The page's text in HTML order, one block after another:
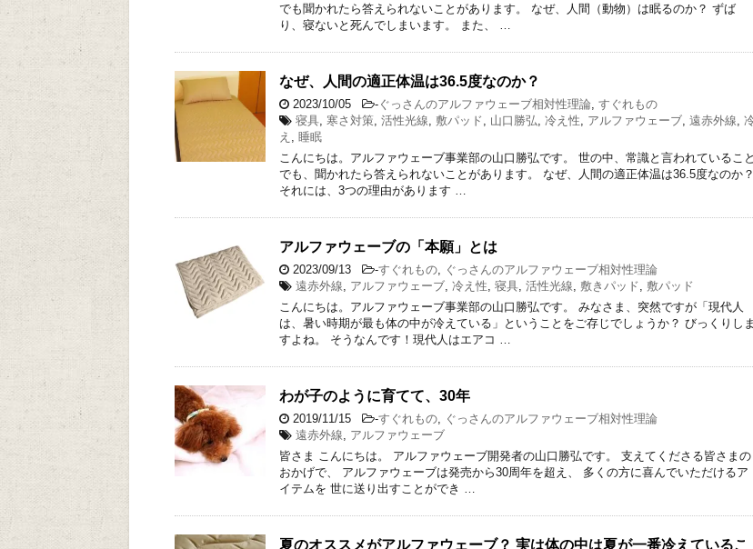
でも聞かれたら答えられないことがあります。 なぜ、人間（動物）は眠るのか？ ずば
り、寝ないと死んでしまいます。 また、 …
なぜ、人間の適正体温は36.5度なのか？
2023/10/05 - ぐっさんのアルファウェーブ相対性理論 すぐれもの
寝具 寒さ対策 活性光線 敷パッド 山口勝弘 冷え性 アルファウェーブ 遠赤外線
え
睡眠
こんにちは。アルファウェーブ事業部の山口勝弘です。 世の中、常識と言われていること
でも、聞かれたら答えられないことがあります。 なぜ、人間の適正体温は36.5度なのか？
それには、3つの理由があります …
アルファウェーブの「本願」とは
2023/09/13 -すぐれもの
ぐっさんのアルファウェーブ相対性理論
遠赤外線
アルファウェーブ 冷え性 寝具 活性光線 敷きパッド
敷パッド
こんにちは。アルファウェーブ事業部の山口勝弘です。 みなさま、突然ですが「現代人
は、暑い時期が最も体の中が冷えている」ということをご存じでしょうか？ びっくりしま
すよね。 そうなんです！現代人はエアコ …
わが子のように育てて、30年
2019/11/15 -すぐれもの
ぐっさんのアルファウェーブ相対性理論
遠赤外線
アルファウェーブ
皆さま こんにちは。 アルファウェーブ開発者の山口勝弘です。 支えてくださる皆さまの
おかげで、 アルファウェーブは発売から30周年を超え、 多くの方に喜んでいただけるア
イテムを 世に送り出すことができ …
夏のオススメがアルファウェーブ？ 実は体の中は夏が一番冷えているこ